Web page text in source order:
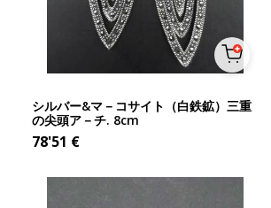
シルバー&マ－コサイト（白鉄鉱）三重
の尖頭ア－チ. 8cm
78'51 €